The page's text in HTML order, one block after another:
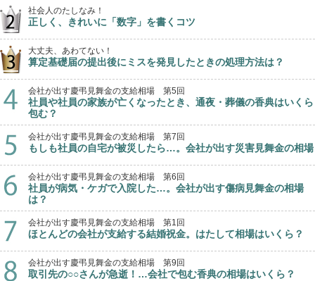
社会人のたしなみ！
正しく、きれいに「数字」を書くコツ
大丈夫、あわてない！
算定基礎届の提出後にミスを発見したときの処理方法は？
会社が出す慶弔見舞金の支給相場 第5回
社員や社員の家族が亡くなったとき、通夜・葬儀の香典はいくら
包む？
会社が出す慶弔見舞金の支給相場 第7回
もしも社員の自宅が被災したら…。会社が出す災害見舞金の相場
会社が出す慶弔見舞金の支給相場 第6回
社員が病気・ケガで入院した…。会社が出す傷病見舞金の相場
は？
会社が出す慶弔見舞金の支給相場 第1回
ほとんどの会社が支給する結婚祝金。はたして相場はいくら？
会社が出す慶弔見舞金の支給相場 第9回
取引先の○○さんが急逝！…会社で包む香典の相場はいくら？